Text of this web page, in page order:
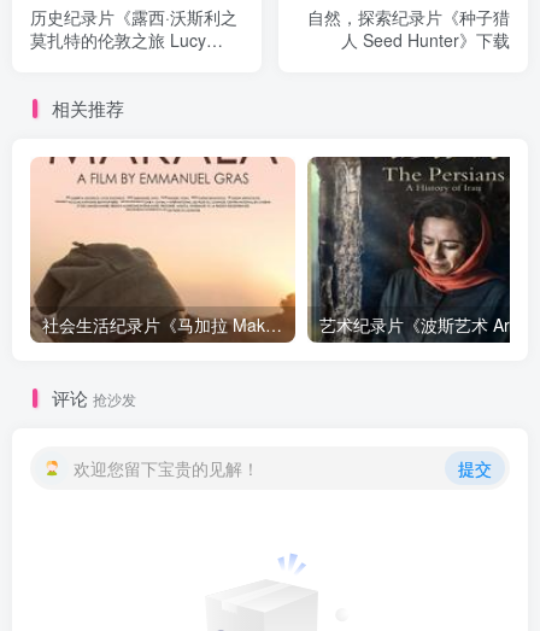
历史纪录片《露西·沃斯利之
莫扎特的伦敦之旅 Lucy
自然，探索纪录片《种子猎
人 Seed Hunter》下载
相关推荐
社会生活纪录片《马加拉 Makala》下载
评论 抢沙发
欢迎您留下宝贵的见解！ 提交